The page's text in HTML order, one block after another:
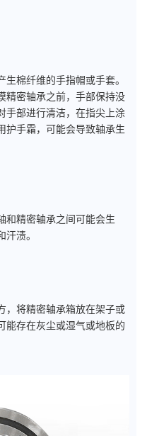
棉纤维的手指帽或手套。
精密轴承之前，手部保持没
手部进行清洁，在指尖上涂
护手霜，可能会导致轴承生
精密轴承之间可能会生
渍。
将精密轴承箱放在架子或
能存在灰尘或湿气或地板的